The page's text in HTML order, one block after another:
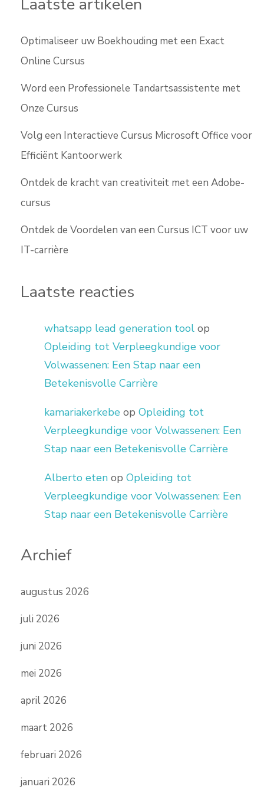
Laatste artikelen
Optimaliseer uw Boekhouding met een Exact
Online Cursus
Word een Professionele Tandartsassistente met
Onze Cursus
Volg een Interactieve Cursus Microsoft Office voor
Efficiënt Kantoorwerk
Ontdek de kracht van creativiteit met een Adobe-
cursus
Ontdek de Voordelen van een Cursus ICT voor uw
IT-carrière
Laatste reacties
whatsapp lead generation tool op
Opleiding tot Verpleegkundige voor
Volwassenen: Een Stap naar een
Betekenisvolle Carrière
kamariakerkebe op Opleiding tot
Verpleegkundige voor Volwassenen: Een
Stap naar een Betekenisvolle Carrière
Alberto eten op Opleiding tot
Verpleegkundige voor Volwassenen: Een
Stap naar een Betekenisvolle Carrière
Archief
augustus 2026
juli 2026
juni 2026
mei 2026
april 2026
maart 2026
februari 2026
januari 2026